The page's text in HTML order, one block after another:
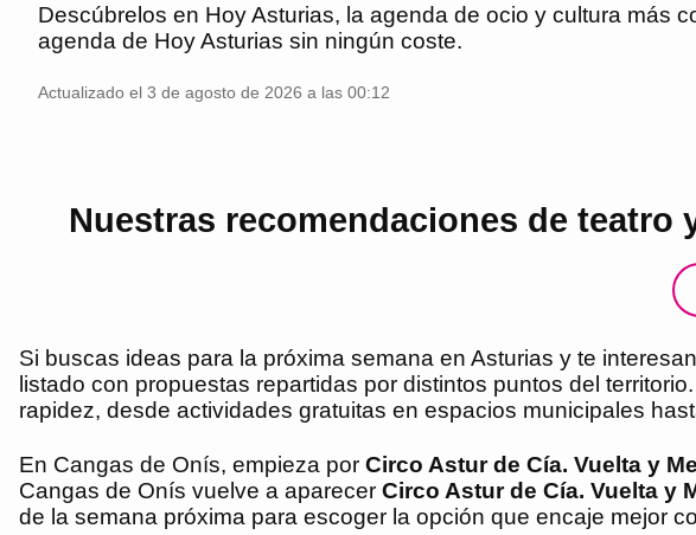
Descúbrelos en Hoy Asturias, la agenda de ocio y cultura más
agenda de Hoy Asturias sin ningún coste.
Actualizado el 3 de agosto de 2026 a las 00:12
Nuestras recomendaciones de teatro
Si buscas ideas para la próxima semana en Asturias y te
listado con propuestas repartidas por distintos puntos del
rapidez, desde actividades gratuitas en espacios municipales
En Cangas de Onís, empieza por Circo Astur de Cía. Vuelta y
Cangas de Onís vuelve a aparecer Circo Astur de Cía. Vuelta y
de la semana próxima para escoger la opción que encaje mejor